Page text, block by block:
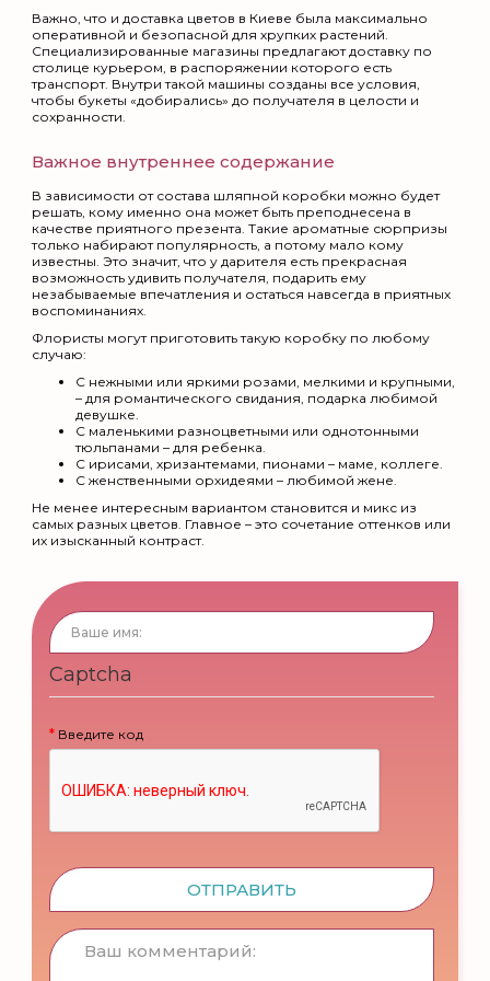
Важно, что и доставка цветов в Киеве была максимально
оперативной и безопасной для хрупких растений.
Специализированные магазины предлагают доставку по
столице курьером, в распоряжении которого есть
транспорт. Внутри такой машины созданы все условия,
чтобы букеты «добирались» до получателя в целости и
сохранности.
Важное внутреннее содержание
В зависимости от состава шляпной коробки можно будет
решать, кому именно она может быть преподнесена в
качестве приятного презента. Такие ароматные сюрпризы
только набирают популярность, а потому мало кому
известны. Это значит, что у дарителя есть прекрасная
возможность удивить получателя, подарить ему
незабываемые впечатления и остаться навсегда в приятных
воспоминаниях.
Флористы могут приготовить такую коробку по любому
случаю:
С нежными или яркими розами, мелкими и крупными,
– для романтического свидания, подарка любимой
девушке.
С маленькими разноцветными или однотонными
тюльпанами – для ребенка.
С ирисами, хризантемами, пионами – маме, коллеге.
С женственными орхидеями – любимой жене.
Не менее интересным вариантом становится и микс из
самых разных цветов. Главное – это сочетание оттенков или
их изысканный контраст.
Captcha
Введите код
ОТПРАВИТЬ